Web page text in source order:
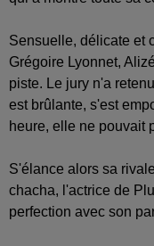
Sensuelle, délicate et
Grégoire Lyonnet,
piste. Le jury n'a
est brûlante, s'est
heure, elle ne pouvait
S'élance alors sa
chacha, l'actrice de
perfection avec son